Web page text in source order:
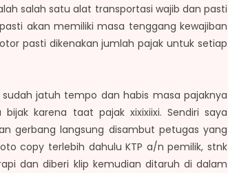
salah satu alat transportasi wajib dan pasti
akan memiliki masa tenggang kewajiban
pasti dikenakan jumlah pajak untuk setiap
jatuh tempo dan habis masa pajaknya
karena taat pajak xixixiixi. Sendiri saya
gerbang langsung disambut petugas yang
copy terlebih dahulu KTP a/n pemilik, stnk
dan diberi klip kemudian ditaruh di dalam